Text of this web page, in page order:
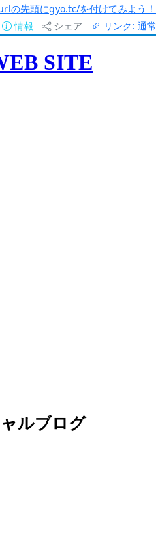
の先頭にgyo.tc/を付けてみよう！
情報
シェア リンク: 通常